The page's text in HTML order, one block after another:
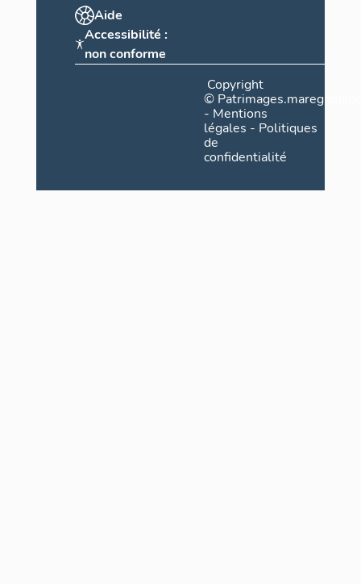
Aide
Accessibilité :
non conforme
Copyright
©
- Mentions
légales - Politiques
de
confidentialité